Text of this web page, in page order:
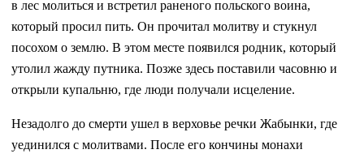
в лес молиться и встретил раненого польского воина,
который просил пить. Он прочитал молитву и стукнул
посохом о землю. В этом месте появился родник, который
утолил жажду путника. Позже здесь поставили часовню и
открыли купальню, где люди получали исцеление.
Незадолго до смерти ушел в верховье речки Жабынки, где
уединился с молитвами. После его кончины монахи